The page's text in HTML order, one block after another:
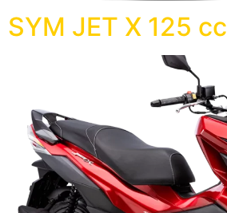
SYM JET X 125 cc